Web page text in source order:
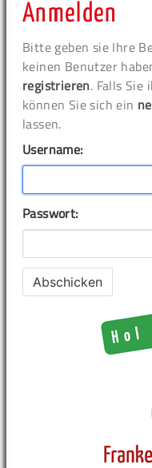
Anmelden
Bitte geben sie Ihre
keinen Benutzer
registrieren. Falls Sie
können Sie sich ein
lassen.
Username:
Passwort: